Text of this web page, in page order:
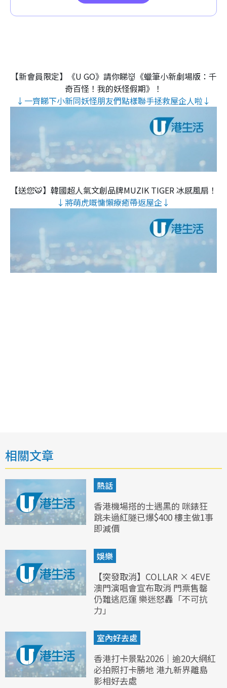
【新會員限定】《U GO》請你睇👹《蠟筆小新劇場版：千
奇百怪！我的妖怪假期》！
↓一齊睇下小新同妖怪朋友們點樣聯手拯救屋企人啦↓
【送您🐯】韓國超人氣文創品牌MUZIK TIGER 冰感風扇！
↓將萌虎嘅慵懶療癒帶返屋企↓
相關文章
熱話
香港機場搭的士遇黑的 咪錶狂
跳未過紅隧已爆$400 樓主做1事
即減價
娛樂
【突發取消】COLLAR × 4EVE
澳門演唱會宣布取消 門票售罄
仍難逃厄運 樂迷怒轟「不可抗
力」
室內好去處
香港打卡景點2026｜逾20大網紅
必拍照打卡勝地 港九新界離島
影相好去處